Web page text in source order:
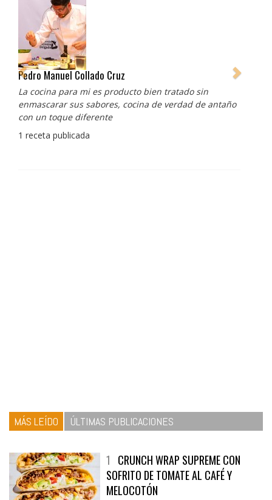
Pedro Manuel Collado Cruz
La cocina para mi es producto bien tratado sin
enmascarar sus sabores, cocina de verdad de antaño
con un toque diferente
1 receta publicada
MÁS LEÍDO ÚLTIMAS PUBLICACIONES
1 CRUNCH WRAP SUPREME CON
SOFRITO DE TOMATE AL CAFÉ Y
MELOCOTÓN